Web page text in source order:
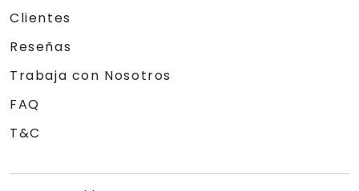
Clientes
Reseñas
Trabaja con Nosotros
FAQ
T&C